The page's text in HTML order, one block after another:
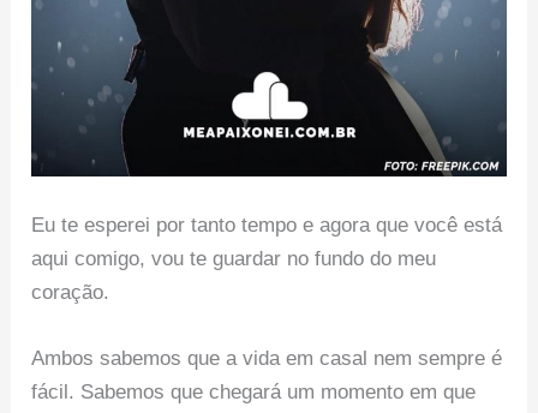
Eu te esperei por tanto tempo e agora que você está
aqui comigo, vou te guardar no fundo do meu
coração.
Ambos sabemos que a vida em casal nem sempre é
fácil. Sabemos que chegará um momento em que